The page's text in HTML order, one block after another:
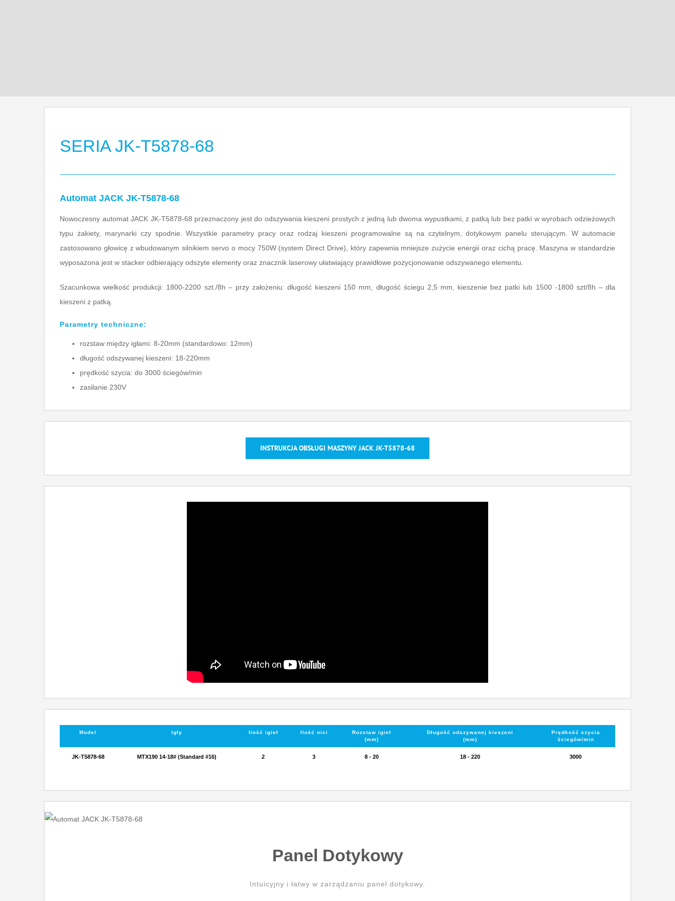
SERIA JK-T5878-68
Automat JACK JK-T5878-68
Nowoczesny automat JACK JK-T5878-68 przeznaczony jest do odszywania kieszeni prostych z jedną lub dwoma wypustkami, z patką lub bez patki w wyrobach odzieżowych
typu żakiety, marynarki czy spodnie. Wszystkie parametry pracy oraz rodzaj kieszeni programowalne są na czytelnym, dotykowym panelu sterującym. W automacie
zastosowano głowicę z wbudowanym silnikiem servo o mocy 750W (system Direct Drive), który zapewnia mniejsze zużycie energii oraz cichą pracę. Maszyna w standardzie
wyposażona jest w stacker odbierający odszyte elementy oraz znacznik laserowy ułatwiający prawidłowe pozycjonowanie odszywanego elementu.
Szacunkowa wielkość produkcji: 1800-2200 szt./8h – przy założeniu: długość kieszeni 150 mm, długość ściegu 2,5 mm, kieszenie bez patki lub 1500 -1800 szt/8h – dla
kieszeni z patką.
Parametry techniczne:
rozstaw między igłami: 8-20mm (standardowo: 12mm)
długość odszywanej kieszeni: 18-220mm
prędkość szycia: do 3000 ściegów/min
zasilanie 230V
INSTRUKCJA OBSŁUGI MASZYNY JACK JK-T5878-68
Model Igły Ilość igieł Ilość nici
Rozstaw igieł
(mm)
Długość odszywanej kieszeni
(mm)
Prędkość szycia
ściegów/min
JK-T5878-68 MTX190 14-18# (Standard #16) 2 3 8 - 20 18 - 220 3000
Panel Dotykowy
Intuicyjny i łatwy w zarządzaniu panel dotykowy.